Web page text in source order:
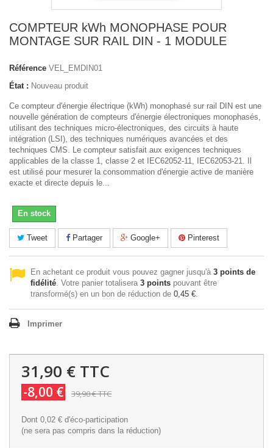
COMPTEUR kWh MONOPHASE POUR
MONTAGE SUR RAIL DIN - 1 MODULE
Référence VEL_EMDIN01
État : Nouveau produit
Ce compteur d'énergie électrique (kWh) monophasé sur rail DIN est une
nouvelle génération de compteurs d'énergie électroniques monophasés,
utilisant des techniques micro-électroniques, des circuits à haute
intégration (LSI), des techniques numériques avancées et des
techniques CMS. Le compteur satisfait aux exigences techniques
applicables de la classe 1, classe 2 et IEC62052-11, IEC62053-21. Il
est utilisé pour mesurer la consommation d'énergie active de manière
exacte et directe depuis le...
En stock
Tweet Partager Google+ Pinterest
En achetant ce produit vous pouvez gagner jusqu'à 3 points de
fidélité. Votre panier totalisera 3 points pouvant être
transformé(s) en un bon de réduction de 0,45 €.
Imprimer
31,90 € TTC
-8,00 € 39,90 €TTC
Dont 0,02 € d'éco-participation
(ne sera pas compris dans la réduction)